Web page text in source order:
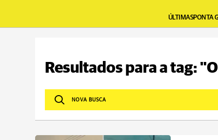
ÚLTIMASPONTA
Resultados para a tag: